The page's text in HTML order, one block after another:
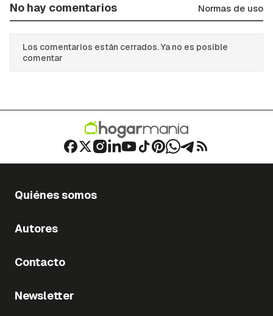
No hay comentarios Normas de uso
Los comentarios están cerrados. Ya no es posible
comentar
Quiénes somos
Autores
Contacto
Newsletter